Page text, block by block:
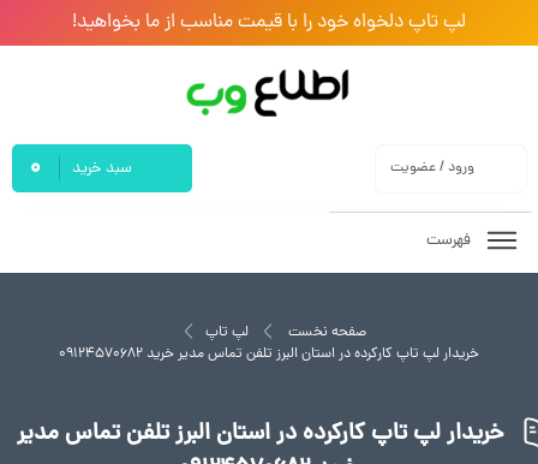
لپ تاپ دلخواه خود را با قیمت مناسب از ما بخواهید!
ورود / عضویت سبد خرید 0
فهرست
صفحه نخست
لپ تاپ
خریدار لپ تاپ کارکرده در استان البرز تلفن تماس مدیر خرید ۰۹۱۲۴۵۷۰۶۸۲
خریدار لپ تاپ کارکرده در استان البرز تلفن تماس مدیر